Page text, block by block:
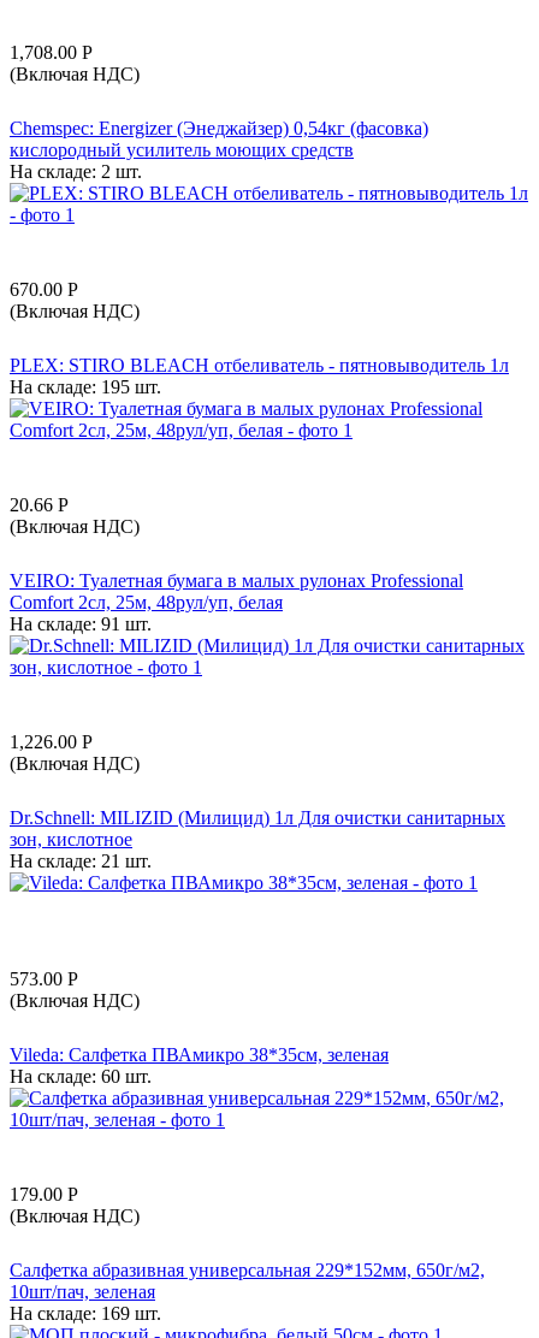
1,708.00 Р
(Включая НДС)
Chemspec: Energizer (Энеджайзер) 0,54кг (фасовка)
кислородный усилитель моющих средств
На складе: 2 шт.
670.00 Р
(Включая НДС)
PLEX: STIRO BLEACH отбеливатель - пятновыводитель 1л
На складе: 195 шт.
20.66 Р
(Включая НДС)
VEIRO: Туалетная бумага в малых рулонах Professional
Comfort 2сл, 25м, 48рул/уп, белая
На складе: 91 шт.
1,226.00 Р
(Включая НДС)
Dr.Schnell: MILIZID (Милицид) 1л Для очистки санитарных
зон, кислотное
На складе: 21 шт.
573.00 Р
(Включая НДС)
Vileda: Салфетка ПВАмикро 38*35см, зеленая
На складе: 60 шт.
179.00 Р
(Включая НДС)
Салфетка абразивная универсальная 229*152мм, 650г/м2,
10шт/пач, зеленая
На складе: 169 шт.